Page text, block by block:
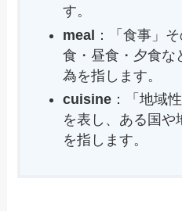
す。
meal ：「食事」
食・昼食・夕食な
為を指します。
cuisine ：「地域
を表し、ある国や
を指します。